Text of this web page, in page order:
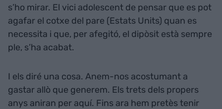
s’ho mirar. El vici adolescent de pensar que es pot
agafar el cotxe del pare (Estats Units) quan es
necessita i que, per afegitó, el dipòsit està sempre
ple, s’ha acabat.
I els diré una cosa. Anem-nos acostumant a
gastar allò que generem. Els trets dels propers
anys aniran per aquí. Fins ara hem pretès tenir